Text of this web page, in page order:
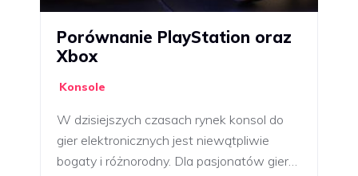
Porównanie PlayStation oraz
Xbox
Konsole
W dzisiejszych czasach rynek konsol do
gier elektronicznych jest niewątpliwie
bogaty i różnorodny. Dla pasjonatów gier…